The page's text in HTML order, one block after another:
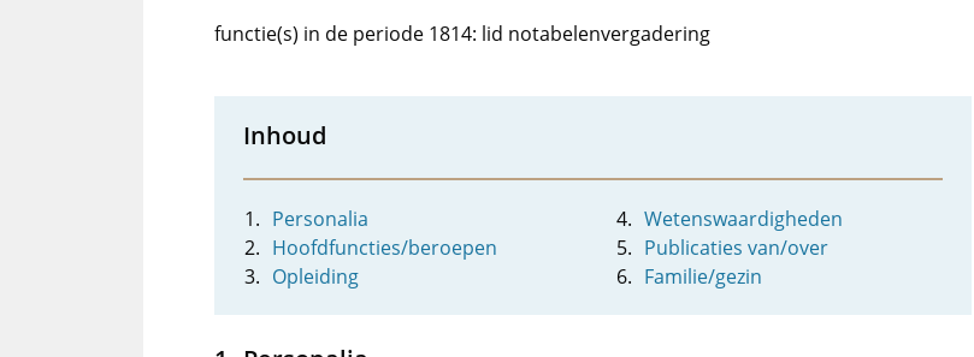
functie(s) in de periode 1814: lid notabelenvergadering
Inhoud
Personalia
Hoofdfuncties/beroepen
Opleiding
Wetenswaardigheden
Publicaties van/over
Familie/gezin